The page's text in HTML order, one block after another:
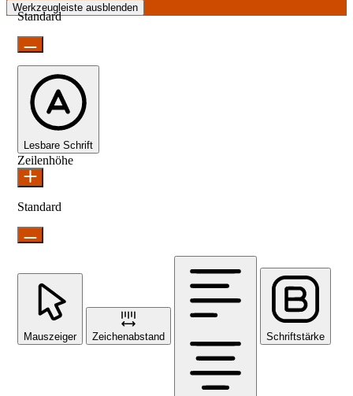
Werkzeugleiste ausblenden
Standard
Lesbare Schrift
Zeilenhöhe
Standard
Mauszeiger Zeichenabstand Schriftstärke